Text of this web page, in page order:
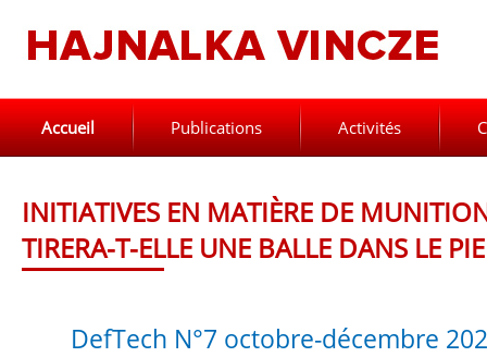
Accueil Publications Activités
INITIATIVES EN MATIÈRE DE
TIRERA-T-ELLE UNE BALLE DANS LE
DefTech N°7 octobre-décembre